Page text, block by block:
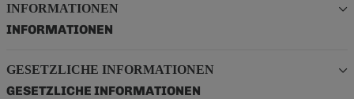
INFORMATIONEN
INFORMATIONEN
GESETZLICHE INFORMATIONEN
GESETZLICHE INFORMATIONEN